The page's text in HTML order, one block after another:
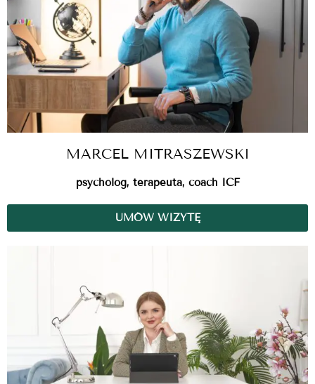
MARCEL MITRASZEWSKI
psycholog, terapeuta, coach ICF
UMÓW WIZYTĘ